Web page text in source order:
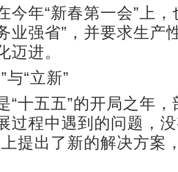
年“新春第一会”上，
业强省”，并要求生产
迈进。
“立新”
五五”的开局之年，
过程中遇到的问题，
提出了新的解决方案